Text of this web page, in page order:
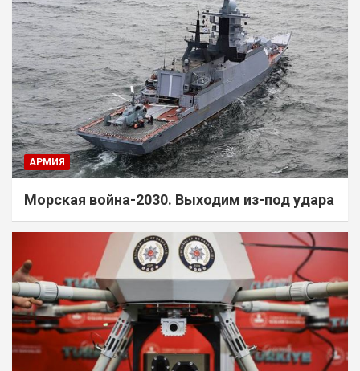
АРМИЯ
Морская война-2030. Выходим из-под удара